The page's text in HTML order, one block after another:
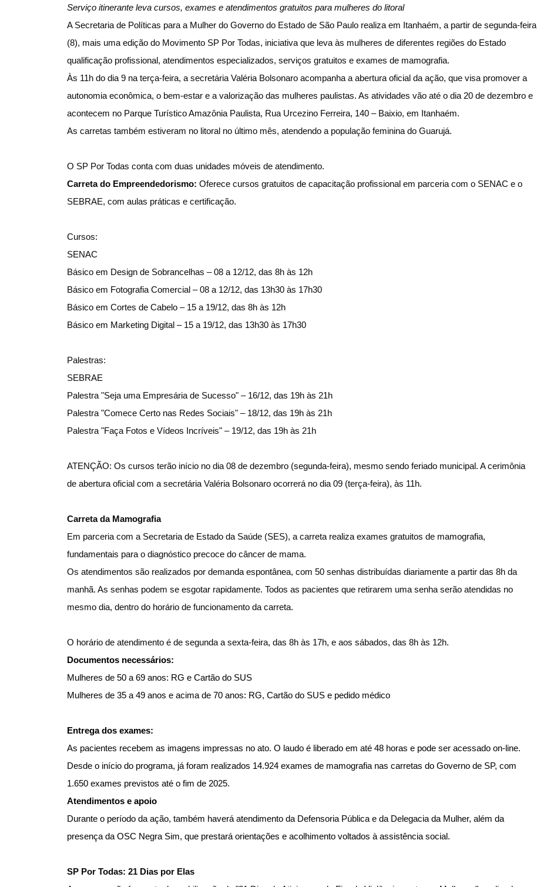
Serviço itinerante leva cursos, exames e atendimentos gratuitos para mulheres do litoral
A Secretaria de Políticas para a Mulher do Governo do Estado de São Paulo realiza em Itanhaém, a partir de segunda-feira
(8), mais uma edição do Movimento SP Por Todas, iniciativa que leva às mulheres de diferentes regiões do Estado
qualificação profissional, atendimentos especializados, serviços gratuitos e exames de mamografia.
Às 11h do dia 9 na terça-feira, a secretária Valéria Bolsonaro acompanha a abertura oficial da ação, que visa promover a
autonomia econômica, o bem-estar e a valorização das mulheres paulistas. As atividades vão até o dia 20 de dezembro e
acontecem no Parque Turístico Amazônia Paulista, Rua Urcezino Ferreira, 140 – Baixio, em Itanhaém.
As carretas também estiveram no litoral no último mês, atendendo a população feminina do Guarujá.
O SP Por Todas conta com duas unidades móveis de atendimento.
Carreta do Empreendedorismo: Oferece cursos gratuitos de capacitação profissional em parceria com o SENAC e o
SEBRAE, com aulas práticas e certificação.
Cursos:
SENAC
Básico em Design de Sobrancelhas – 08 a 12/12, das 8h às 12h
Básico em Fotografia Comercial – 08 a 12/12, das 13h30 às 17h30
Básico em Cortes de Cabelo – 15 a 19/12, das 8h às 12h
Básico em Marketing Digital – 15 a 19/12, das 13h30 às 17h30
Palestras:
SEBRAE
Palestra "Seja uma Empresária de Sucesso" – 16/12, das 19h às 21h
Palestra "Comece Certo nas Redes Sociais" – 18/12, das 19h às 21h
Palestra "Faça Fotos e Vídeos Incríveis" – 19/12, das 19h às 21h
ATENÇÃO: Os cursos terão início no dia 08 de dezembro (segunda-feira), mesmo sendo feriado municipal. A cerimônia
de abertura oficial com a secretária Valéria Bolsonaro ocorrerá no dia 09 (terça-feira), às 11h.
Carreta da Mamografia
Em parceria com a Secretaria de Estado da Saúde (SES), a carreta realiza exames gratuitos de mamografia,
fundamentais para o diagnóstico precoce do câncer de mama.
Os atendimentos são realizados por demanda espontânea, com 50 senhas distribuídas diariamente a partir das 8h da
manhã. As senhas podem se esgotar rapidamente. Todos as pacientes que retirarem uma senha serão atendidas no
mesmo dia, dentro do horário de funcionamento da carreta.
O horário de atendimento é de segunda a sexta-feira, das 8h às 17h, e aos sábados, das 8h às 12h.
Documentos necessários:
Mulheres de 50 a 69 anos: RG e Cartão do SUS
Mulheres de 35 a 49 anos e acima de 70 anos: RG, Cartão do SUS e pedido médico
Entrega dos exames:
As pacientes recebem as imagens impressas no ato. O laudo é liberado em até 48 horas e pode ser acessado on-line.
Desde o início do programa, já foram realizados 14.924 exames de mamografia nas carretas do Governo de SP, com
1.650 exames previstos até o fim de 2025.
Atendimentos e apoio
Durante o período da ação, também haverá atendimento da Defensoria Pública e da Delegacia da Mulher, além da
presença da OSC Negra Sim, que prestará orientações e acolhimento voltados à assistência social.
SP Por Todas: 21 Dias por Elas